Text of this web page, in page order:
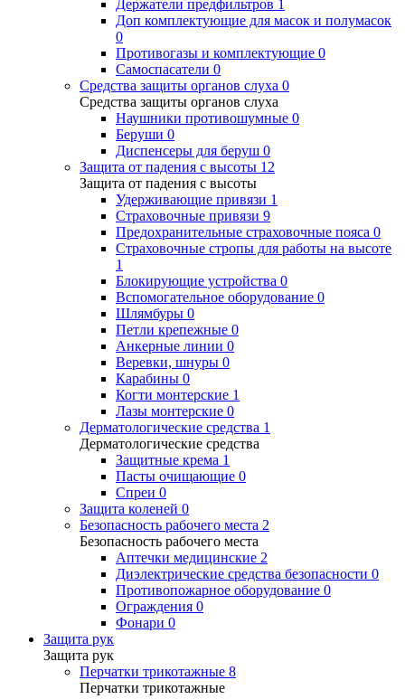
Держатели предфильтров 1
Доп комплектующие для масок и полумасок
0
Противогазы и комплектующие 0
Самоспасатели 0
Средства защиты органов слуха 0
Средства защиты органов слуха
Наушники противошумные 0
Беруши 0
Диспенсеры для беруш 0
Защита от падения с высоты 12
Защита от падения с высоты
Удерживающие привязи 1
Страховочные привязи 9
Предохранительные страховочные пояса 0
Страховочные стропы для работы на высоте
1
Блокирующие устройства 0
Вспомогательное оборудование 0
Шлямбуры 0
Петли крепежные 0
Анкерные линии 0
Веревки, шнуры 0
Карабины 0
Когти монтерские 1
Лазы монтерские 0
Дерматологические средства 1
Дерматологические средства
Защитные крема 1
Пасты очищающие 0
Спреи 0
Защита коленей 0
Безопасность рабочего места 2
Безопасность рабочего места
Аптечки медицинские 2
Диэлектрические средства безопасности 0
Противопожарное оборудование 0
Ограждения 0
Фонари 0
Защита рук
Защита рук
Перчатки трикотажные 8
Перчатки трикотажные